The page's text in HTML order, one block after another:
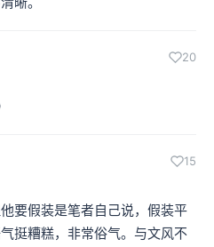
20
15
要假装是笔者自己说，假装平
挺糟糕，非常俗气。与文风不